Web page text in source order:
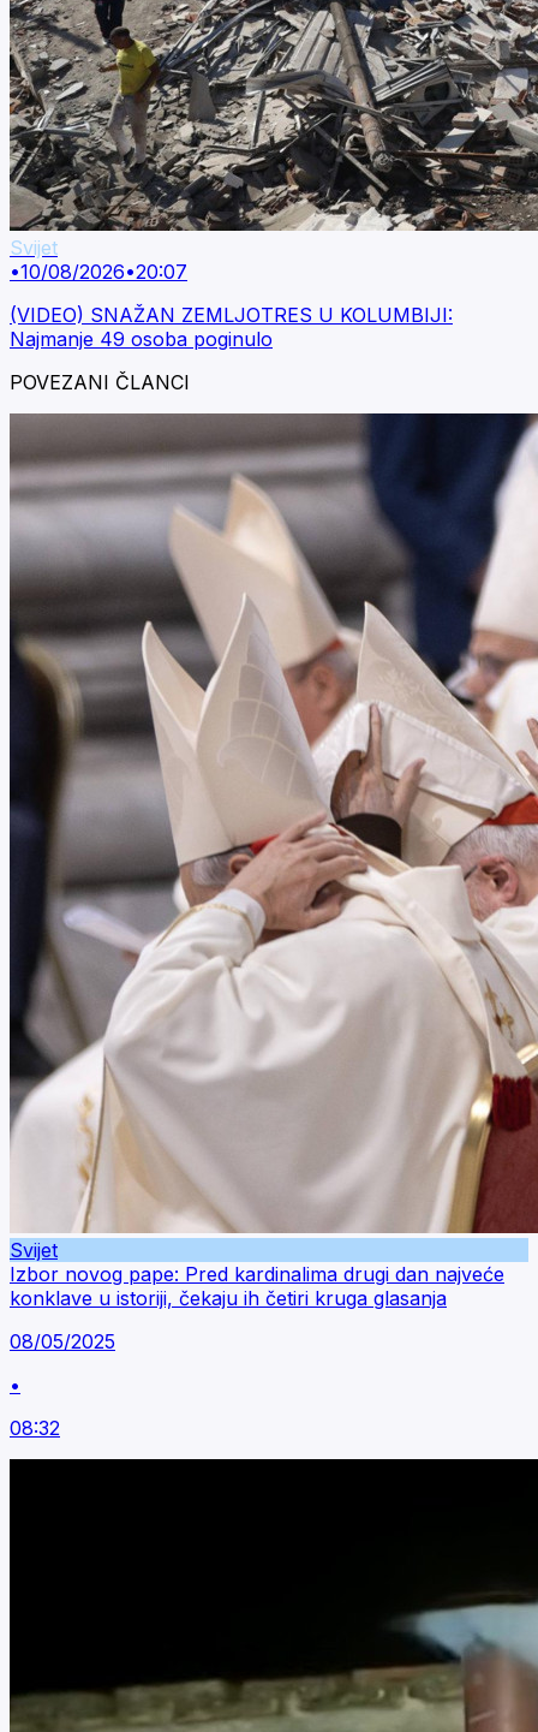
Svijet
•10/08/2026•20:07
(VIDEO) SNAŽAN ZEMLJOTRES U KOLUMBIJI:
Najmanje 49 osoba poginulo
POVEZANI ČLANCI
Svijet
Izbor novog pape: Pred kardinalima drugi dan najveće
konklave u istoriji, čekaju ih četiri kruga glasanja
08/05/2025
•
08:32